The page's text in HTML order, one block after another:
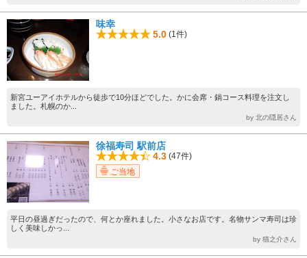
味幸
5.0 (1件)
新宮ユーアイホテルから徒歩で10分ほどでした。かに会席・鍋コース料理を注文し
ました。札幌のか...
by 北の隠居さん
徐福寿司 駅前店
4.3 (47件)
ご当地
平日の昼過ぎだったので、何とか座れました。小さなお店です。名物サンマ寿司は珍
しく美味しかっ...
by 猫之介さん